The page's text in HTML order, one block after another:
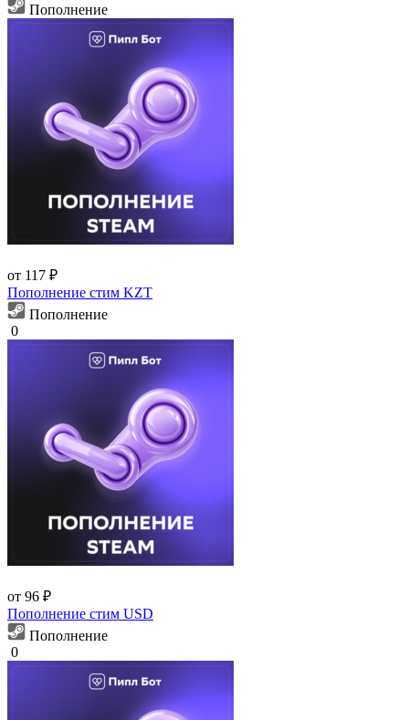
Пополнение
от 117 ₽
Пополнение стим KZT
Пополнение
0
от 96 ₽
Пополнение стим USD
Пополнение
0